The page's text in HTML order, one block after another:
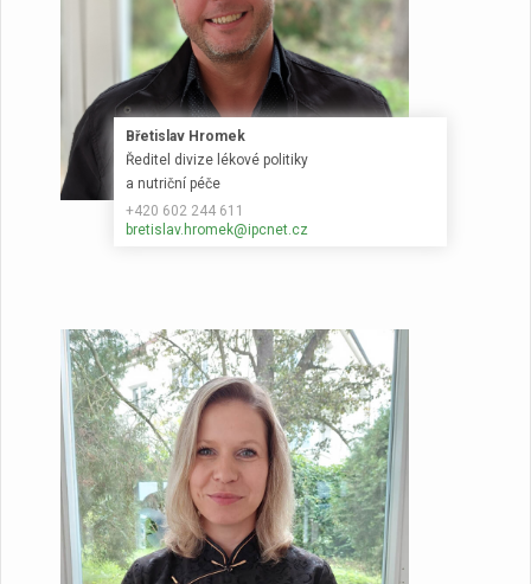
Břetislav Hromek
Ředitel divize lékové politiky
a nutriční péče
+420 602 244 611
bretislav.hromek@ipcnet.cz